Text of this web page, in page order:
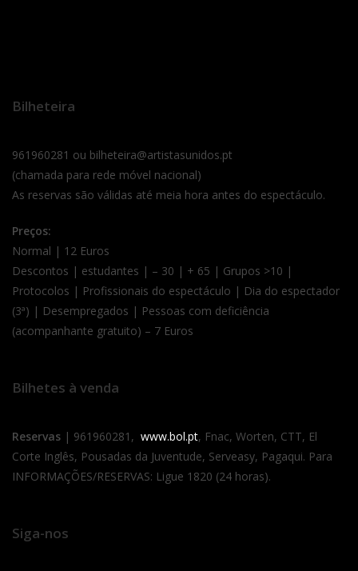
Bilheteira
961960281 ou bilheteira@artistasunidos.pt
(chamada para rede móvel nacional)
As reservas são válidas até meia hora antes do espectáculo.
Preços:
Normal | 12 Euros
Descontos | estudantes | – 30 | + 65 | Grupos >10 |
Protocolos | Profissionais do espectáculo | Dia do espectador
(3ª) | Desempregados | Pessoas com deficiência
(acompanhante gratuito) – 7 Euros
Bilhetes à venda
Reservas | 961960281, www.bol.pt, Fnac, Worten, CTT, El
Corte Inglês, Pousadas da Juventude, Serveasy, Pagaqui. Para
INFORMAÇÕES/RESERVAS: Ligue 1820 (24 horas).
Siga-nos